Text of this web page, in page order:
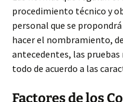
procedimiento técnico y
personal que se
hacer el nombramiento,
antecedentes, las pruebas
todo de acuerdo a las
Factores de los